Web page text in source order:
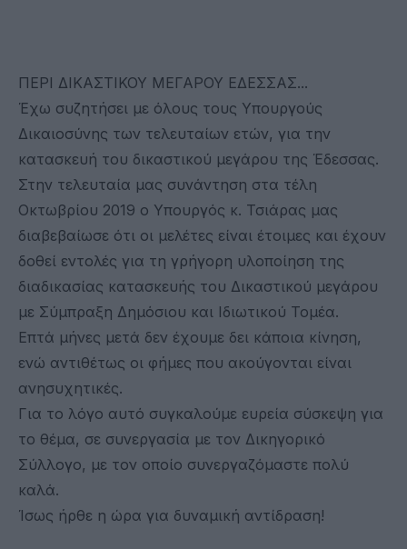
ΠΕΡΙ ΔΙΚΑΣΤΙΚΟΥ ΜΕΓΑΡΟΥ ΕΔΕΣΣΑΣ...
Έχω συζητήσει με όλους τους Υπουργούς
Δικαιοσύνης των τελευταίων ετών, για την
κατασκευή του δικαστικού μεγάρου της Έδεσσας.
Στην τελευταία μας συνάντηση στα τέλη
Οκτωβρίου 2019 ο Υπουργός κ. Τσιάρας μας
διαβεβαίωσε ότι οι μελέτες είναι έτοιμες και έχουν
δοθεί εντολές για τη γρήγορη υλοποίηση της
διαδικασίας κατασκευής του Δικαστικού μεγάρου
με Σύμπραξη Δημόσιου και Ιδιωτικού Τομέα.
Επτά μήνες μετά δεν έχουμε δει κάποια κίνηση,
ενώ αντιθέτως οι φήμες που ακούγονται είναι
ανησυχητικές.
Για το λόγο αυτό συγκαλούμε ευρεία σύσκεψη για
το θέμα, σε συνεργασία με τον Δικηγορικό
Σύλλογο, με τον οποίο συνεργαζόμαστε πολύ
καλά.
Ίσως ήρθε η ώρα για δυναμική αντίδραση!